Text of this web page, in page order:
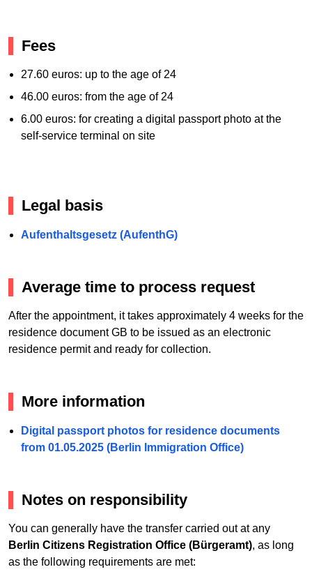
Fees
27.60 euros: up to the age of 24
46.00 euros: from the age of 24
6.00 euros: for creating a digital passport photo at the
self-service terminal on site
Legal basis
Aufenthaltsgesetz (AufenthG)
Average time to process request
After the appointment, it takes approximately 4 weeks for the
residence document GB to be issued as an electronic
residence permit and ready for collection.
More information
Digital passport photos for residence documents
from 01.05.2025 (Berlin Immigration Office)
Notes on responsibility
You can generally have the transfer carried out at any
Berlin Citizens Registration Office (Bürgeramt), as long
as the following requirements are met: